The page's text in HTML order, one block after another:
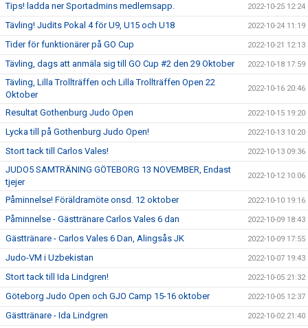
Tips! ladda ner Sportadmins medlemsapp. 2022-10-25 12:24
Tävling! Judits Pokal 4 för U9, U15 och U18 2022-10-24 11:19
Tider för funktionärer på GO Cup 2022-10-21 12:13
Tävling, dags att anmäla sig till GO Cup #2 den 29 Oktober 2022-10-18 17:59
Tävling, Lilla Trollträffen och Lilla Trollträffen Open 22
Oktober
2022-10-16 20:46
Resultat Gothenburg Judo Open 2022-10-15 19:20
Lycka till på Gothenburg Judo Open! 2022-10-13 10:20
Stort tack till Carlos Vales! 2022-10-13 09:36
JUDO5 SAMTRÄNING GÖTEBORG 13 NOVEMBER, Endast
tjejer
2022-10-12 10:06
Påminnelse! Föräldramöte onsd. 12 oktober 2022-10-10 19:16
Påminnelse - Gästtränare Carlos Vales 6 dan 2022-10-09 18:43
Gästtränare - Carlos Vales 6 Dan, Alingsås JK 2022-10-09 17:55
Judo-VM i Uzbekistan 2022-10-07 19:43
Stort tack till Ida Lindgren! 2022-10-05 21:32
Göteborg Judo Open och GJO Camp 15-16 oktober 2022-10-05 12:37
Gästtränare - Ida Lindgren 2022-10-02 21:40